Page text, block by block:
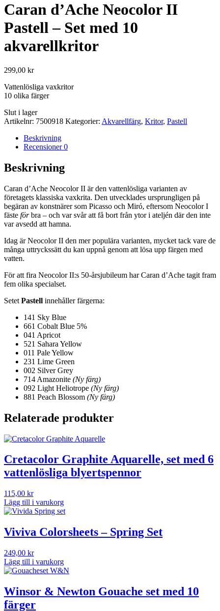
Caran d’Ache Neocolor II
Pastell – Set med 10
akvarellkritor
299,00 kr
Vattenlösliga vaxkritor
10 olika färger
Slut i lager
Artikelnr: 7500918 Kategorier: Akvarellfärg, Kritor, Pastell
Beskrivning
Recensioner0
Beskrivning
Caran d’Ache Neocolor II är den vattenlösliga varianten av
företagets klassiska vaxkrita. Den utvecklades ursprungligen på
begäran av konstnärer som Picasso och Miró, eftersom Neocolor I
fäste förbra – och var svår att få bort från ytor i ateljén där den inte
var avsedd att hamna.
Idag är Neocolor II den mer populära varianten, mycket tack vare de
många uttryckssätt du kan uppnå genom att lösa upp färgen med
vatten.
För att fira Neocolor II:s 50-årsjubileum har Caran d’Ache tagit fram
fem olika specialset.
Setet Pastell innehåller färgerna:
141 Sky Blue
661 Cobalt Blue 5%
041 Apricot
521 Sahara Yellow
011 Pale Yellow
231 Lime Green
002 Silver Grey
714 Amazonite (Ny färg)
092 Light Heliotrope (Ny färg)
881 Peach Blossom (Ny färg)
Relaterade produkter
Cretacolor Graphite Aquarelle, set med 6
vattenlösliga blyertspennor
115,00 kr
Lägg till i varukorg
Viviva Colorsheets – Spring Set
249,00 kr
Lägg till i varukorg
Winsor & Newton Gouache set med 10
färger